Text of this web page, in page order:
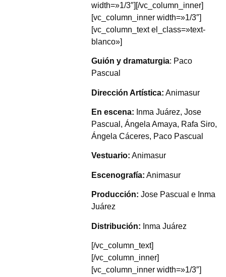
width=»1/3″][/vc_column_inner]
[vc_column_inner width=»1/3″]
[vc_column_text el_class=»text-
blanco»]
Guión y dramaturgia: Paco
Pascual
Dirección Artística: Animasur
En escena: Inma Juárez, Jose
Pascual, Ángela Amaya, Rafa Siro,
Ángela Cáceres, Paco Pascual
Vestuario: Animasur
Escenografía: Animasur
Producción: Jose Pascual e Inma
Juárez
Distribución: Inma Juárez
[/vc_column_text]
[/vc_column_inner]
[vc_column_inner width=»1/3″]